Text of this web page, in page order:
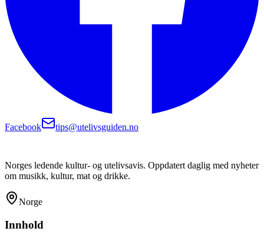
Facebook tips@utelivsguiden.no
Norges ledende kultur- og utelivsavis. Oppdatert daglig med nyheter
om musikk, kultur, mat og drikke.
Norge
Innhold